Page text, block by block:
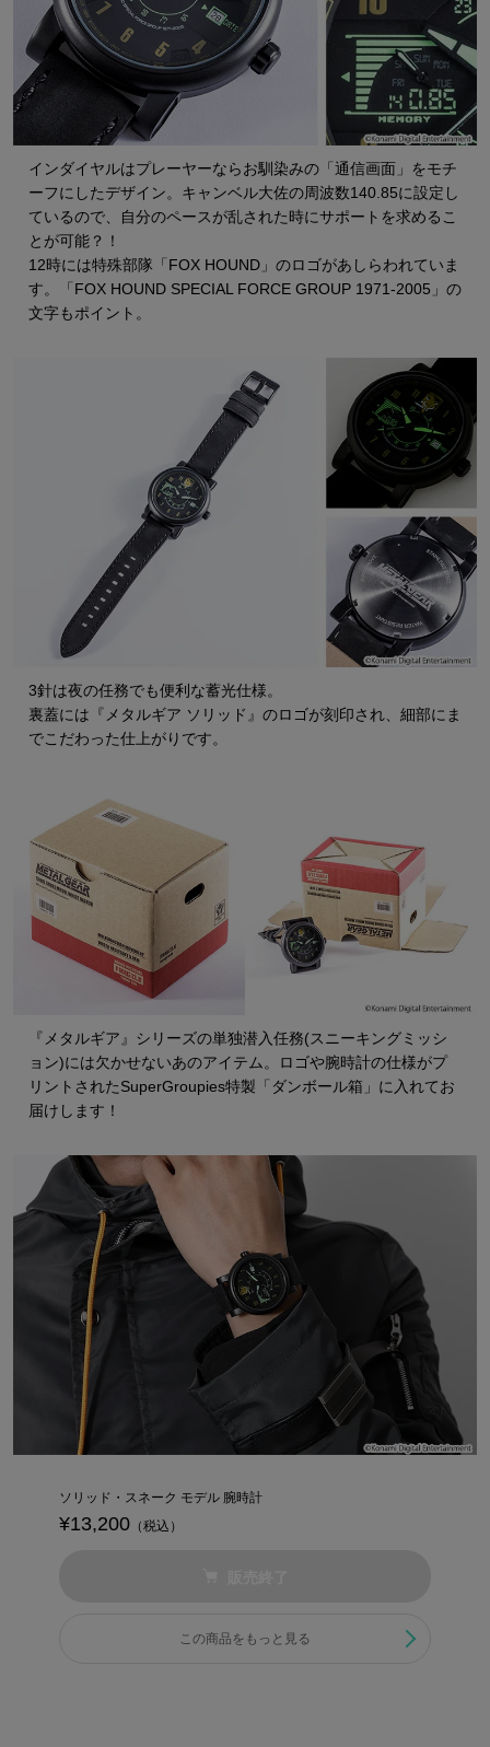
インダイヤルはプレーヤーならお馴染みの「通信画面」をモチ
ーフにしたデザイン。キャンベル大佐の周波数140.85に設定し
ているので、自分のペースが乱された時にサポートを求めるこ
とが可能？！
12時には特殊部隊「FOX HOUND」のロゴがあしらわれていま
す。「FOX HOUND SPECIAL FORCE GROUP 1971-2005」の
文字もポイント。
3針は夜の任務でも便利な蓄光仕様。
裏蓋には『メタルギア ソリッド』のロゴが刻印され、細部にま
でこだわった仕上がりです。
『メタルギア』シリーズの単独潜入任務(スニーキングミッシ
ョン)には欠かせないあのアイテム。ロゴや腕時計の仕様がプ
リントされたSuperGroupies特製「ダンボール箱」に入れてお
届けします！
ソリッド・スネーク モデル 腕時計
¥13,200 （税込）
この商品をもっと見る